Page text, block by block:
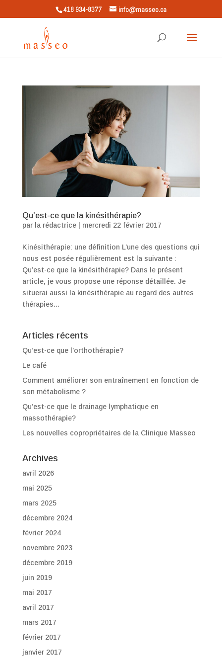
418 934-8377 info@masseo.ca
Qu’est-ce que la kinésithérapie?
par la rédactrice| mercredi 22 février 2017
Kinésithérapie: une définition L’une des questions qui
nous est posée régulièrement est la suivante :
Qu’est-ce que la kinésithérapie? Dans le présent
article, je vous propose une réponse détaillée. Je
situerai aussi la kinésithérapie au regard des autres
thérapies...
Articles récents
Qu’est-ce que l’orthothérapie?
Le café
Comment améliorer son entraînement en fonction de
son métabolisme ?
Qu’est-ce que le drainage lymphatique en
massothérapie?
Les nouvelles copropriétaires de la Clinique Masseo
Archives
avril 2026
mai 2025
mars 2025
décembre 2024
février 2024
novembre 2023
décembre 2019
juin 2019
mai 2017
avril 2017
mars 2017
février 2017
janvier 2017